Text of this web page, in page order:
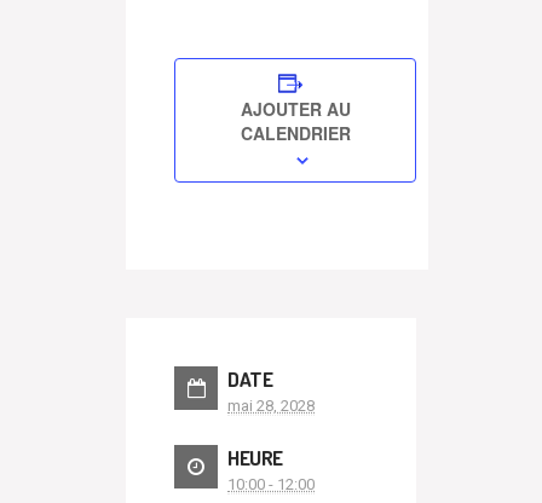
AJOUTER AU
CALENDRIER
DATE
mai 28, 2028
HEURE
10:00 - 12:00